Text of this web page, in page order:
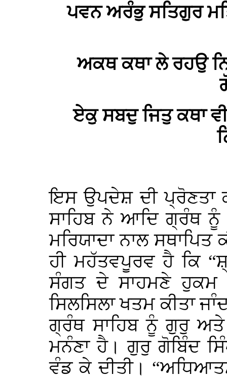
ਪਵਨ ਅਰੰਭੁ ਸਤਿਗੁਰ
ਅਕਥ ਕਥਾ ਲੇ ਰਹਉ
ਏਕੁ ਸਬਦੁ ਜਿਤੁ ਕਥਾ
ਇਸ ਉਪਦੇਸ਼ ਦੀ ਪ੍ਰੋਣਤਾ
ਸਾਹਿਬ ਨੇ ਆਦਿ ਗ੍ਰੰਥ ਨੂੰ
ਮਰਿਯਾਦਾ ਨਾਲ
ਹੀ ਮਹੱਤਵਪੂਰਵ ਹੈ ਕਿ
ਸੰਗਤ ਦੇ ਸਾਹਮਣੇ ਹੁਕਮ
ਸਿਲਸਿਲਾ ਖਤਮ ਕੀਤਾ
ਗ੍ਰੰਥ ਸਾਹਿਬ ਨੂੰ ਗੁਰੁ
ਮਨੰਣਾ ਹੈ। ਗੁਰੁ ਗੋਬਿੰਦ
ਵੰਡ ਕੇ ਦੀਤੀ।